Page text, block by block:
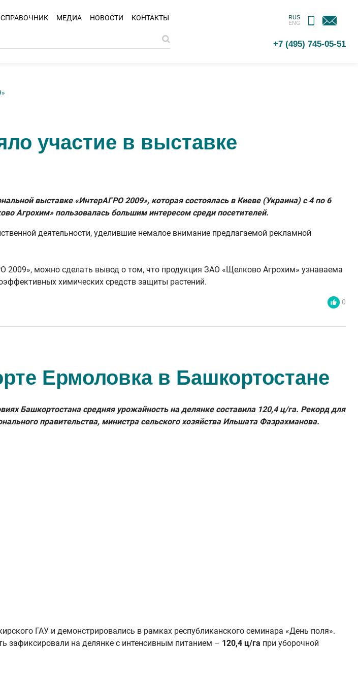
МЕДИА НОВОСТИ КОНТАКТЫ
RUS
ENG
МОБИЛЬНОЕ
ПРИЛОЖЕНИЕ
ОБРАТНАЯ
СВЯЗЬ
+7 (495) 745-05-51
участие в выставке
выставке «ИнтерАГРО 2009», которая состоялась в Киеве (Украина) с 4 по 6
Агрохим» пользовалась большим интересом среди посетителей.
деятельности, уделившие немалое внимание предлагаемой рекламной
2009», можно сделать вывод о том, что продукция ЗАО «Щелково Агрохим» узнаваема
химических средств защиты растений.
0
Ермоловка в Башкортостане
Башкортостана средняя урожайность на делянке составила 120,4 ц/га. Рекорд для
правительства, министра сельского хозяйства Ильшата Фазрахманова.
ГАУ и демонстрировались в рамках республиканского семинара «День поля».
на делянке с интенсивным питанием – 120,4 ц/га при уборочной